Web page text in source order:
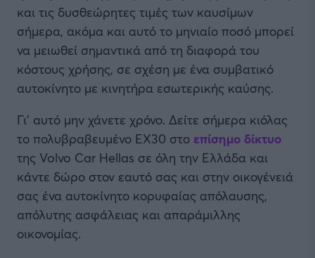
και τις δυσθεώρητες τιμές των καυσίμων
σήμερα, ακόμα και αυτό το μηνιαίο ποσό μπορεί
να μειωθεί σημαντικά από τη διαφορά του
κόστους χρήσης, σε σχέση με ένα συμβατικό
αυτοκίνητο με κινητήρα εσωτερικής καύσης.
Γι' αυτό μην χάνετε χρόνο. Δείτε σήμερα κιόλας
το πολυβραβευμένο EX30 στο επίσημο δίκτυο
της Volvo Car Hellas σε όλη την Ελλάδα και
κάντε δώρο στον εαυτό σας και στην οικογένειά
σας ένα αυτοκίνητο κορυφαίας απόλαυσης,
απόλυτης ασφάλειας και απαράμιλλης
οικονομίας.